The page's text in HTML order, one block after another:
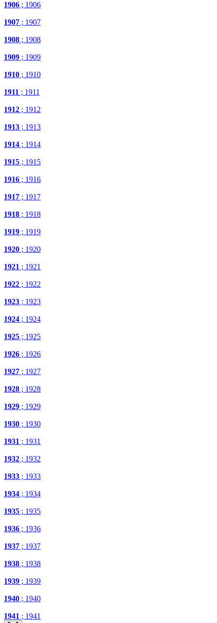
1906 ; 1906
1907 ; 1907
1908 ; 1908
1909 ; 1909
1910 ; 1910
1911 ; 1911
1912 ; 1912
1913 ; 1913
1914 ; 1914
1915 ; 1915
1916 ; 1916
1917 ; 1917
1918 ; 1918
1919 ; 1919
1920 ; 1920
1921 ; 1921
1922 ; 1922
1923 ; 1923
1924 ; 1924
1925 ; 1925
1926 ; 1926
1927 ; 1927
1928 ; 1928
1929 ; 1929
1930 ; 1930
1931 ; 1931
1932 ; 1932
1933 ; 1933
1934 ; 1934
1935 ; 1935
1936 ; 1936
1937 ; 1937
1938 ; 1938
1939 ; 1939
1940 ; 1940
1941 ; 1941